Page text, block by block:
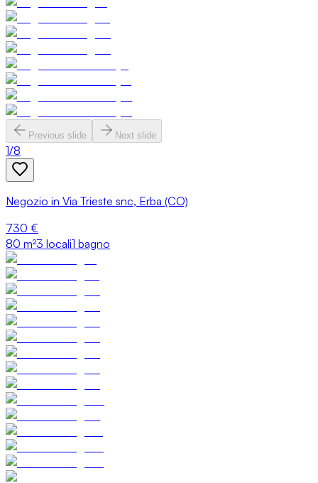
Previous slide Next slide
1/8
Negozio in Via Trieste snc, Erba (CO)
730 €
80 m²3 locali1 bagno